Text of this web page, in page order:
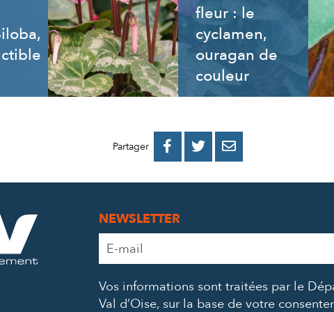
fleur : le
cyclamen,
ouragan de
couleur
Partager 
PARTAGER
PARTAGER
PARTAGER
NEWSLETTER
Adresse
e-
*
Vos informations sont traitées par le
Val d’Oise, sur la base de votre